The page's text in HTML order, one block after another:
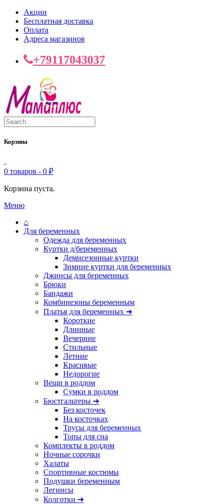
Акции
Бесплатная доставка
Оплата
Адреса магазинов
+79117043037
Корзина
0 товаров - 0 ₽
Корзина пуста.
Меню
⌂
Для беременных
Одежда для беременных
Куртки д/беременных
Демисезонные куртки
Зимние куртки для беременных
Джинсы для беременных
Брюки
Бандажи
Комбинезоны беременным
Платья для беременных ➜
Короткие
Длинные
Вечерние
Стильные
Летние
Красивые
Недорогие
Вещи в роддом
Сумки в роддом
Бюстгальтеры ➜
Без косточек
На косточках
Трусы для беременных
Топы для сна
Комплекты в роддом
Ночные сорочки
Халаты
Спортивные костюмы
Подушки беременным
Легинсы
Колготки ➜